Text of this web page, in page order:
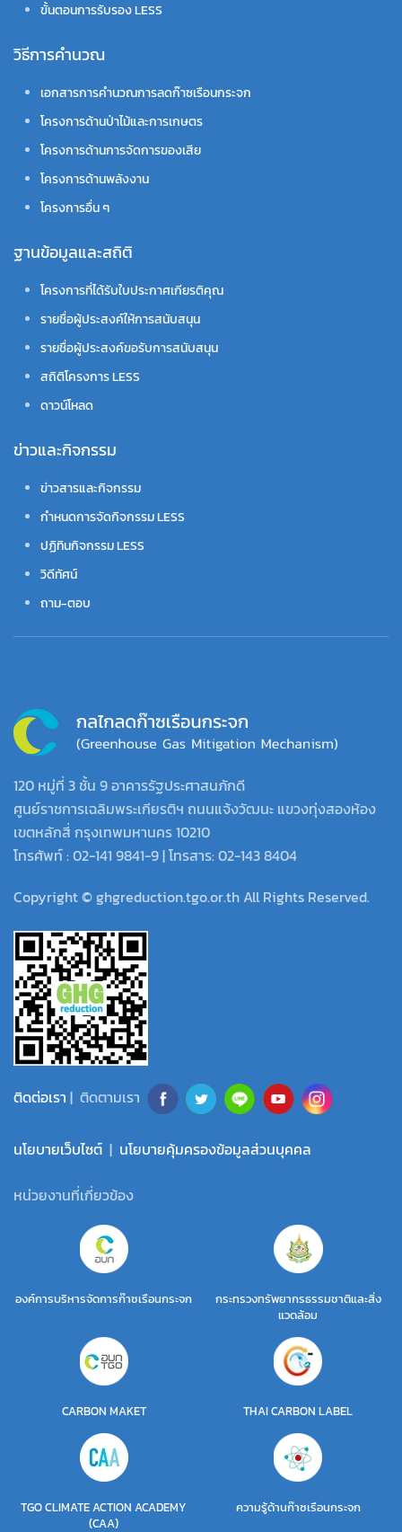
ขั้นตอนการรับรอง LESS
วิธีการคำนวณ
เอกสารการคำนวณการลดก๊าซเรือนกระจก
โครงการด้านป่าไม้และการเกษตร
โครงการด้านการจัดการของเสีย
โครงการด้านพลังงาน
โครงการอื่น ๆ
ฐานข้อมูลและสถิติ
โครงการที่ได้รับใบประกาศเกียรติคุณ
รายชื่อผู้ประสงค์ให้การสนับสนุน
รายชื่อผู้ประสงค์ขอรับการสนับสนุน
สถิติโครงการ LESS
ดาวน์โหลด
ข่าวและกิจกรรม
ข่าวสารและกิจกรรม
กำหนดการจัดกิจกรรม LESS
ปฏิทินกิจกรรม LESS
วิดีทัศน์
ถาม-ตอบ
120 หมู่ที่ 3 ชั้น 9 อาคารรัฐประศาสนภักดี
ศูนย์ราชการเฉลิมพระเกียรติฯ ถนนแจ้งวัฒนะ แขวงทุ่งสองห้อง
เขตหลักสี่ กรุงเทพมหานคร 10210
โทรศัพท์ : 02-141 9841-9 | โทรสาร: 02-143 8404
Copyright © ghgreduction.tgo.or.th All Rights Reserved.
ติดต่อเรา | ติดตามเรา
นโยบายเว็บไซต์ | นโยบายคุ้มครองข้อมูลส่วนบุคคล
หน่วยงานที่เกี่ยวข้อง
องค์การบริหารจัดการก๊าซเรือนกระจก
กระทรวงทรัพยากรธรรมชาติและสิ่ง
แวดล้อม
CARBON MAKET THAI CARBON LABEL
TGO CLIMATE ACTION ACADEMY
(CAA)
ความรู้ด้านก๊าซเรือนกระจก